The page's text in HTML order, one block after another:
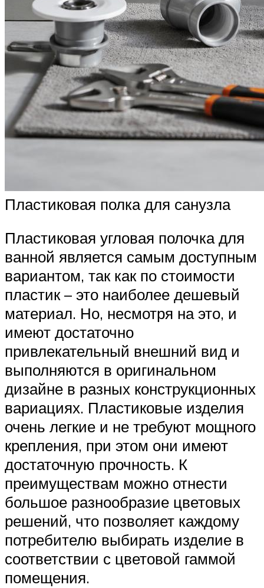
Пластиковая полка для санузла
Пластиковая угловая полочка для
ванной является самым доступным
вариантом, так как по стоимости
пластик – это наиболее дешевый
материал. Но, несмотря на это, и
имеют достаточно
привлекательный внешний вид и
выполняются в оригинальном
дизайне в разных конструкционных
вариациях. Пластиковые изделия
очень легкие и не требуют мощного
крепления, при этом они имеют
достаточную прочность. К
преимуществам можно отнести
большое разнообразие цветовых
решений, что позволяет каждому
потребителю выбирать изделие в
соответствии с цветовой гаммой
помещения.